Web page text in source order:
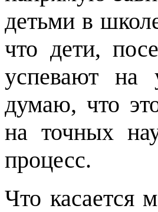
детьми в
что дети,
успевают на
думаю, что
на точных
процесс.
Что касается